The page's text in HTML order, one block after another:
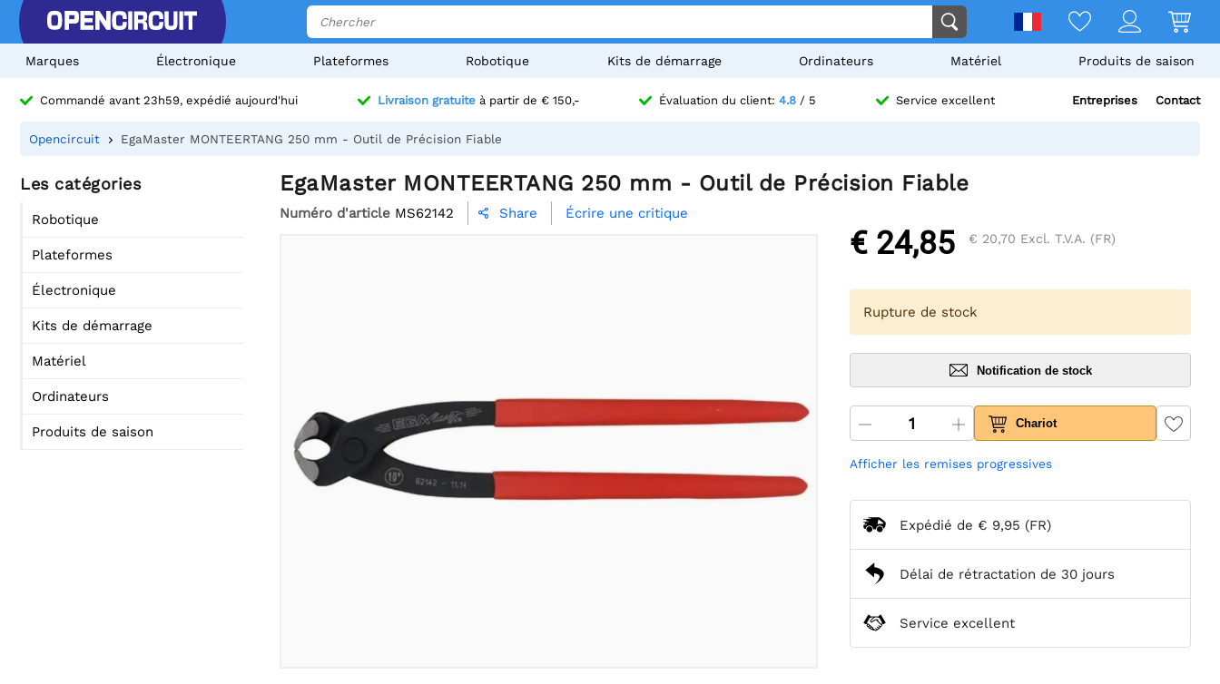
Marques Électronique Plateformes Robotique Kits de démarrage Ordinateurs Matériel Produits de saison
Commandé avant 23h59, expédié aujourd'hui Livraison gratuiteà partir de € 150,- Évaluation du client: 4.8 / 5 Service excellent Entreprises Contact
Opencircuit EgaMaster MONTEERTANG 250 mm - Outil de Précision Fiable
Les catégories
Robotique
Plateformes
Électronique
Kits de démarrage
Matériel
Ordinateurs
Produits de saison
EgaMaster MONTEERTANG 250 mm - Outil de Précision Fiable
Numéro d'article MS62142  Share Écrire une critique
€ 24,85 € 20,70 Excl. T.V.A. (FR)
Rupture de stock
Notification de stock
Chariot
Afficher les remises progressives
Expédié de € 9,95 (FR)
Délai de rétractation de 30 jours
Service excellent